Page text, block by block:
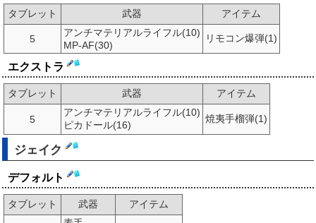
タブレット 武器 アイテム
5
アンチマテリアルライフル(10)
MP-AF(30)
リモコン爆弾(1)
エクストラ
タブレット 武器 アイテム
5
アンチマテリアルライフル(10)
ピカドール(16)
焼夷手榴弾(1)
ジェイク
デフォルト
タブレット 武器
アイテム